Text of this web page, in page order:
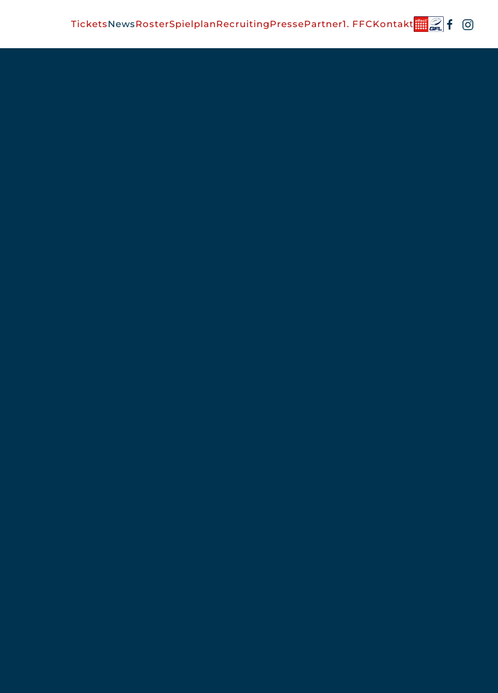
TicketsNewsRosterSpielplanRecruitingPressePartner1. FFCKontakt